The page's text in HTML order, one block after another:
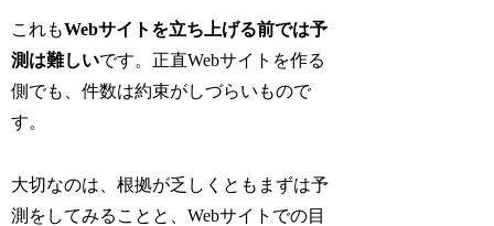
これもWebサイトを立ち上げる前では予
測は難しいです。正直Webサイトを作る
側でも、件数は約束がしづらいもので
す。
大切なのは、根拠が乏しくともまずは予
測をしてみることと、Webサイトでの目